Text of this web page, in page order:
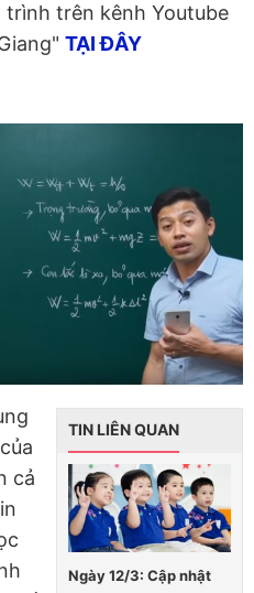
trình trên kênh Youtube
TẠI ĐÂY
TIN LIÊN QUAN
Ngày 12/3: Cập nhật
cả